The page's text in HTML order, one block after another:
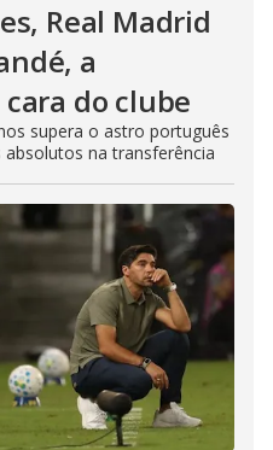
Real Madrid
a
do clube
supera o astro português
na transferência